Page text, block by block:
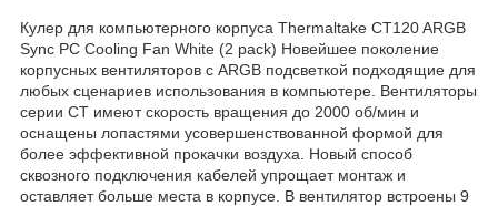
Кулер для компьютерного корпуса Thermaltake CT120 ARGB
Sync PC Cooling Fan White (2 pack) Новейшее поколение
корпусных вентиляторов с ARGB подсветкой подходящие для
любых сценариев использования в компьютере. Вентиляторы
серии CT имеют скорость вращения до 2000 об/мин и
оснащены лопастями усовершенствованной формой для
более эффективной прокачки воздуха. Новый способ
сквозного подключения кабелей упрощает монтаж и
оставляет больше места в корпусе. В вентилятор встроены 9